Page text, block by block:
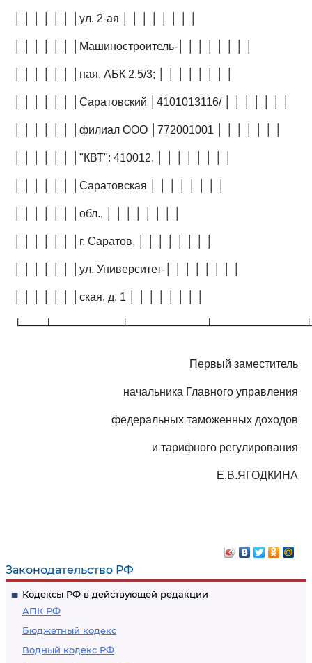
Законодательство РФ
Кодексы РФ в действующей редакции
АПК РФ
Бюджетный кодекс
Водный кодекс РФ
│ │ │ │ │ │ │ул. 2-ая │ │ │ │ │ │ │ │
│ │ │ │ │ │ │Машиностроитель-│ │ │ │ │ │ │ │
│ │ │ │ │ │ │ная, АБК 2,5/3; │ │ │ │ │ │ │ │
│ │ │ │ │ │ │Саратовский │4101013116/ │ │ │ │ │ │ │
│ │ │ │ │ │ │филиал ООО │772001001 │ │ │ │ │ │ │
│ │ │ │ │ │ │"КВТ": 410012, │ │ │ │ │ │ │ │
│ │ │ │ │ │ │Саратовская │ │ │ │ │ │ │ │
│ │ │ │ │ │ │обл., │ │ │ │ │ │ │ │
│ │ │ │ │ │ │г. Саратов, │ │ │ │ │ │ │ │
│ │ │ │ │ │ │ул. Университет-│ │ │ │ │ │ │ │
│ │ │ │ │ │ │ская, д. 1 │ │ │ │ │ │ │ │
Первый заместитель
начальника Главного управления
федеральных таможенных доходов
и тарифного регулирования
Е.В.ЯГОДКИНА